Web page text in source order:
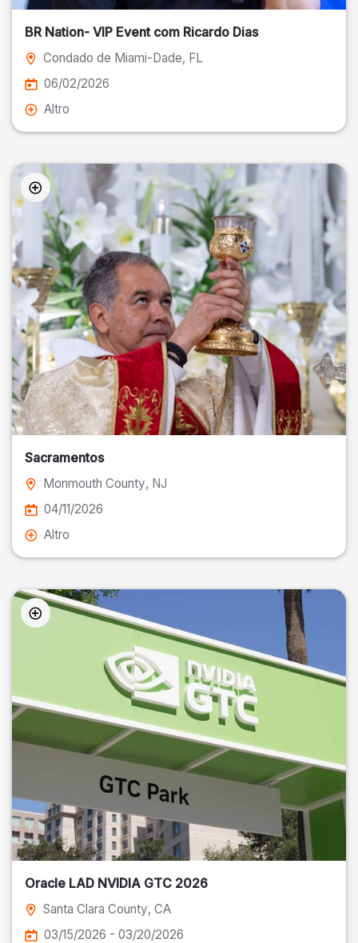
BR Nation- VIP Event com Ricardo Dias
Condado de Miami-Dade, FL
06/02/2026
Altro
Sacramentos
Monmouth County, NJ
04/11/2026
Altro
Oracle LAD NVIDIA GTC 2026
Santa Clara County, CA
03/15/2026 - 03/20/2026